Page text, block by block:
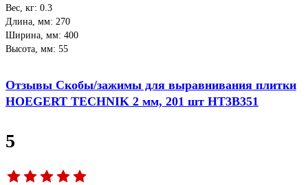
Вес, кг: 0.3
Длина, мм: 270
Ширина, мм: 400
Высота, мм: 55
Отзывы Скобы/зажимы для выравнивания плитки
HOEGERT TECHNIK 2 мм, 201 шт HT3B351
5